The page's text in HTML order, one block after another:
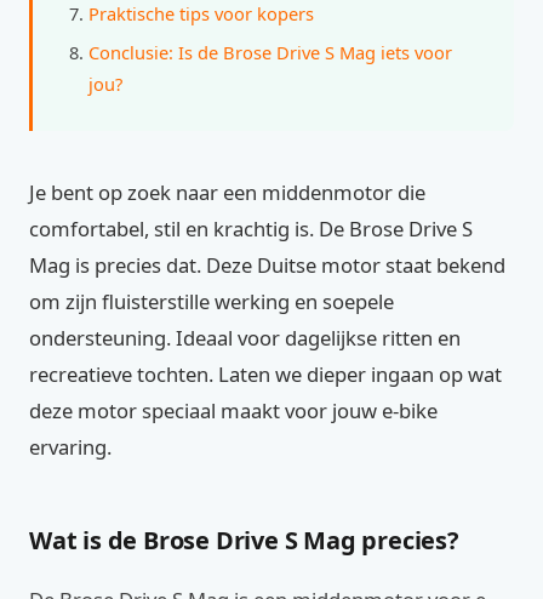
Praktische tips voor kopers
Conclusie: Is de Brose Drive S Mag iets voor
jou?
Je bent op zoek naar een middenmotor die
comfortabel, stil en krachtig is. De Brose Drive S
Mag is precies dat. Deze Duitse motor staat bekend
om zijn fluisterstille werking en soepele
ondersteuning. Ideaal voor dagelijkse ritten en
recreatieve tochten. Laten we dieper ingaan op wat
deze motor speciaal maakt voor jouw e-bike
ervaring.
Wat is de Brose Drive S Mag precies?